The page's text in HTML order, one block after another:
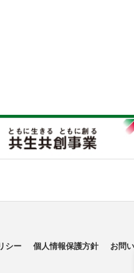
シー 個人情報保護方針 お問